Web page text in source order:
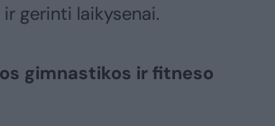
gerinti laikysenai.
gimnastikos ir fitneso